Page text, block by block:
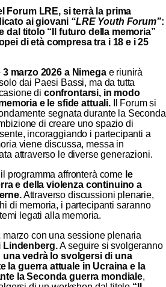
Forum LRE, si terrà la prima
ai giovani “LRE Youth Forum”:
dal titolo “Il futuro della memoria”
di età compresa tra i 18 e i 25
3 marzo 2026 a Nimegae riunirà
dai Paesi Bassi, ma da tutta
di confrontarsi, in modo
e le sfide attuali.Il Forum si
segnata durante la Seconda
di creare uno spazio di
incoraggiando i partecipanti a
viene discussa, messa in
attraverso le diverse generazioni.
programma affronterà come le
e della violenza continuino a
Attraverso discussioni plenarie,
di memoria, i partecipanti saranno
legati alla memoria.
marzo con una sessione plenaria
Lindenberg.A seguire si svolgeranno
una vedrà lo svolgersi di una
la guerra attuale in Ucraina e la
la Seconda guerra mondiale,